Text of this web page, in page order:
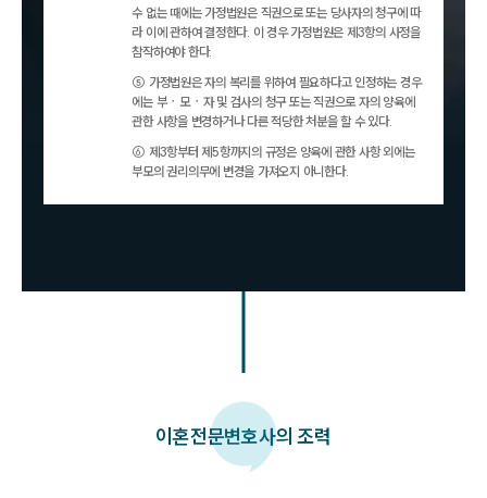
수 없는 때에는 가정법원은 직권으로 또는 당사자의 청구에 따
라 이에 관하여 결정한다. 이 경우 가정법원은 제3항의 사정을
참작하여야 한다.
⑤ 가정법원은 자의 복리를 위하여 필요하다고 인정하는 경우
에는 부ㆍ모ㆍ자 및 검사의 청구 또는 직권으로 자의 양육에
관한 사항을 변경하거나 다른 적당한 처분을 할 수 있다.
⑥ 제3항부터 제5항까지의 규정은 양육에 관한 사항 외에는
부모의 권리의무에 변경을 가져오지 아니한다.
이혼전문변호사의 조력